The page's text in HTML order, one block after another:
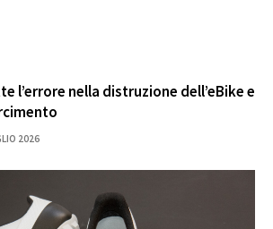
l’errore nella distruzione dell’eBike e
2026